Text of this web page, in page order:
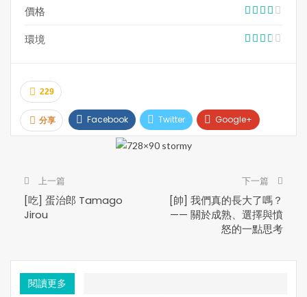
***本文內容及圖片，35easy生活饗樂版權所有。未經許
價格
環境
229
分享 Facebook Twitter Google+
Pinterest Email
上一篇
[吃] 蛋治郎 Tamago
Jirou
下一篇
[帥] 我們真的長大了嗎？
—— 關於成熟、選擇與憤
怒的一點思考
閱讀更多